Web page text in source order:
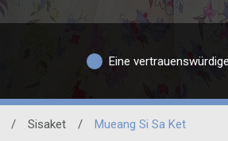
Eine
/ Sisaket / Mueang Si Sa Ket